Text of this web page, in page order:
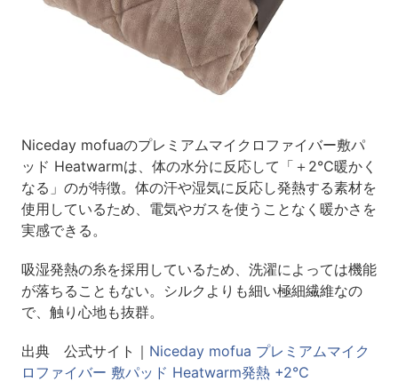
Niceday mofuaのプレミアムマイクロファイバー敷パ
ッド Heatwarmは、体の水分に反応して「＋2℃暖かく
なる」のが特徴。体の汗や湿気に反応し発熱する素材を
使用しているため、電気やガスを使うことなく暖かさを
実感できる。
吸湿発熱の糸を採用しているため、洗濯によっては機能
が落ちることもない。シルクよりも細い極細繊維なの
で、触り心地も抜群。
出典 公式サイト｜ Niceday mofua プレミアムマイク
ロファイバー 敷パッド Heatwarm発熱 +2℃